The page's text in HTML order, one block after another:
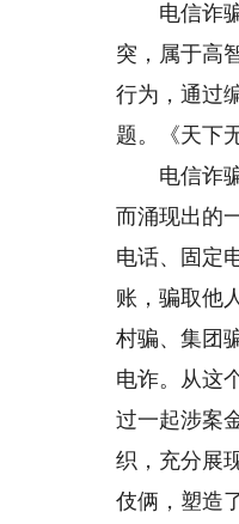
电信诈骗
突，属于高
行为，通过
题。《天下
电信诈骗
而涌现出的
电话、固定
账，骗取他
村骗、集团
电诈。从这
过一起涉案
织，充分展
伎俩，塑造